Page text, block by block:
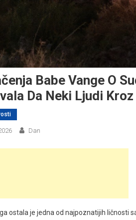
Babe Vange O
Da Neki Ljudi
Dan
ostala je jedna od najpoznatijih ličnosti